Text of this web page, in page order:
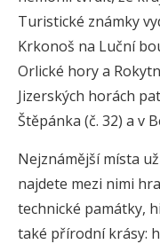
Turistické známky
Krkonoš na Luční
Orlické hory a
Jizerských horách
Štěpánka (č. 32) a v
Nejznámější místa
najdete mezi nimi
technické památky,
také přírodní krásy: